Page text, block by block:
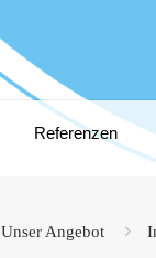
Referenzen
Unser Angebot